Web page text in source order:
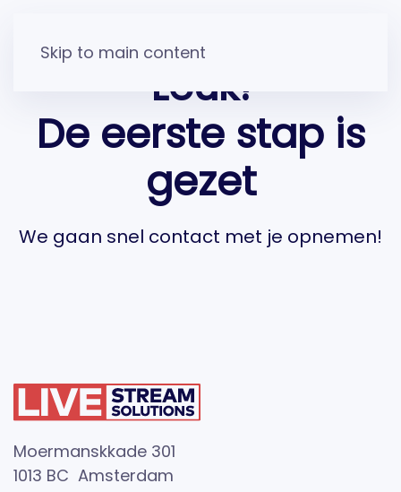
Skip to main content
Leuk!
De eerste stap is
gezet
We gaan snel contact met je opnemen!
Moermanskkade 301
1013 BC Amsterdam